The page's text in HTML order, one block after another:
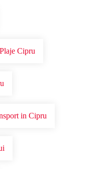
Plaje Cipru
in Cipru